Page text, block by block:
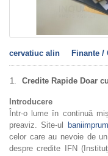
cervatiuc alin Finante /
Credite Rapide Doar
Introducere
Într-o lume în continuă
preaviz. Site-ul
celor care au nevoie de
despre credite IFN